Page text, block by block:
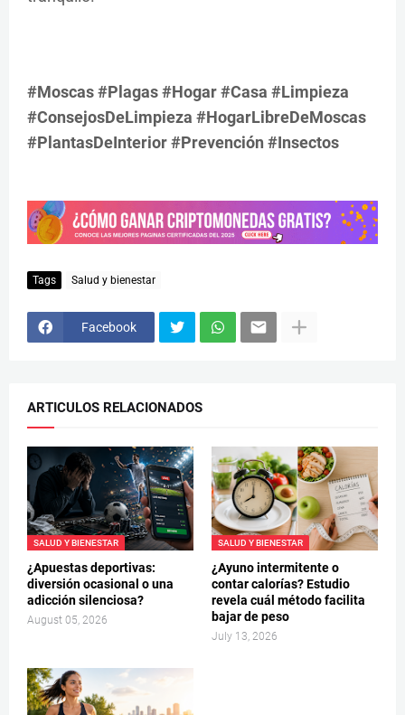
#Moscas #Plagas #Hogar #Casa #Limpieza
#ConsejosDeLimpieza #HogarLibreDeMoscas
#PlantasDeInterior #Prevención #Insectos
Tags Salud y bienestar
Facebook
ARTICULOS RELACIONADOS
SALUD Y BIENESTAR
¿Apuestas deportivas:
diversión ocasional o una
adicción silenciosa?
August 05, 2026
SALUD Y BIENESTAR
¿Ayuno intermitente o
contar calorías? Estudio
revela cuál método facilita
bajar de peso
July 13, 2026